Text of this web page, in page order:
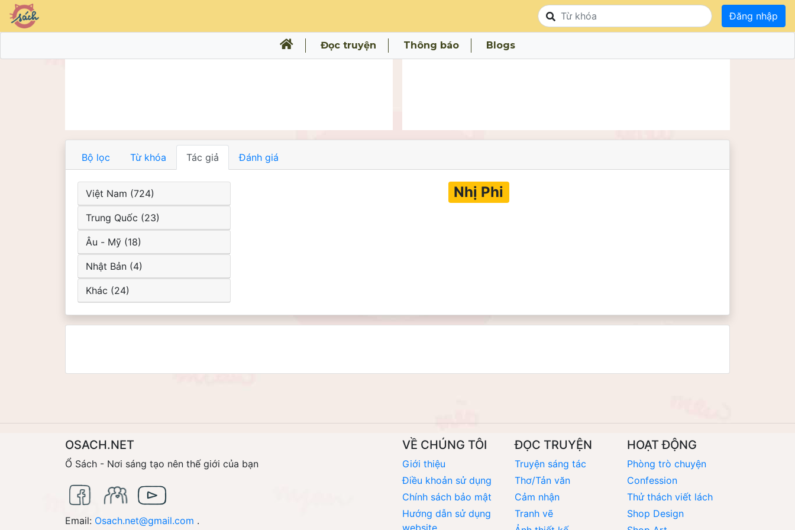
Đăng nhập
Đọc truyện Thông báo Blogs
Bộ lọc Từ khóa Tác giả Đánh giá
Việt Nam (724)
Trung Quốc (23)
Âu - Mỹ (18)
Nhật Bản (4)
Khác (24)
Nhị Phi
OSACH.NET
Ổ Sách - Nơi sáng tạo nên thế giới của bạn
Email: Osach.net@gmail.com .
VỀ CHÚNG TÔI
Giới thiệu
Điều khoản sử dụng
Chính sách bảo mật
Hướng dẫn sử dụng
website
ĐỌC TRUYỆN
Truyện sáng tác
Thơ/Tản văn
Cảm nhận
Tranh vẽ
HOẠT ĐỘNG
Phòng trò chuyện
Confession
Thử thách viết lách
Shop Design